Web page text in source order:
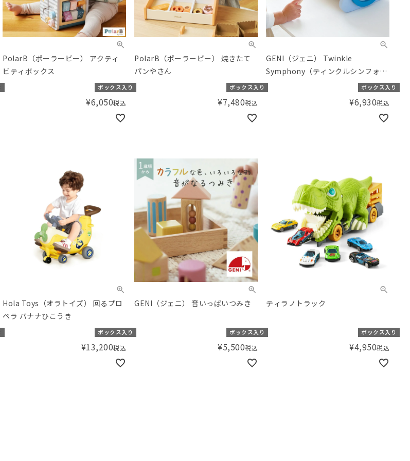
PolarB（ポーラービー） アクティ
ビティボックス
ボックス入り
¥6,050税込
PolarB（ポーラービー） 焼きたて
パンやさん
ボックス入り
¥7,480税込
GENI（ジェニ） Twinkle
Symphony（ティンクルシンフォニ
ー）
ボックス入り
¥6,930税込
Hola Toys（オラトイズ） 回るプロ
ペラ バナナひこうき
ボックス入り
¥13,200税込
GENI（ジェニ） 音いっぱいつみき
ボックス入り
¥5,500税込
ティラノトラック
ボックス入り
¥4,950税込